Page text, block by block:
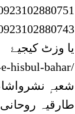
یا وزٹ کیجیۓ
hisbul-bahar/
شعبہٕ
طارقیہ روحانی